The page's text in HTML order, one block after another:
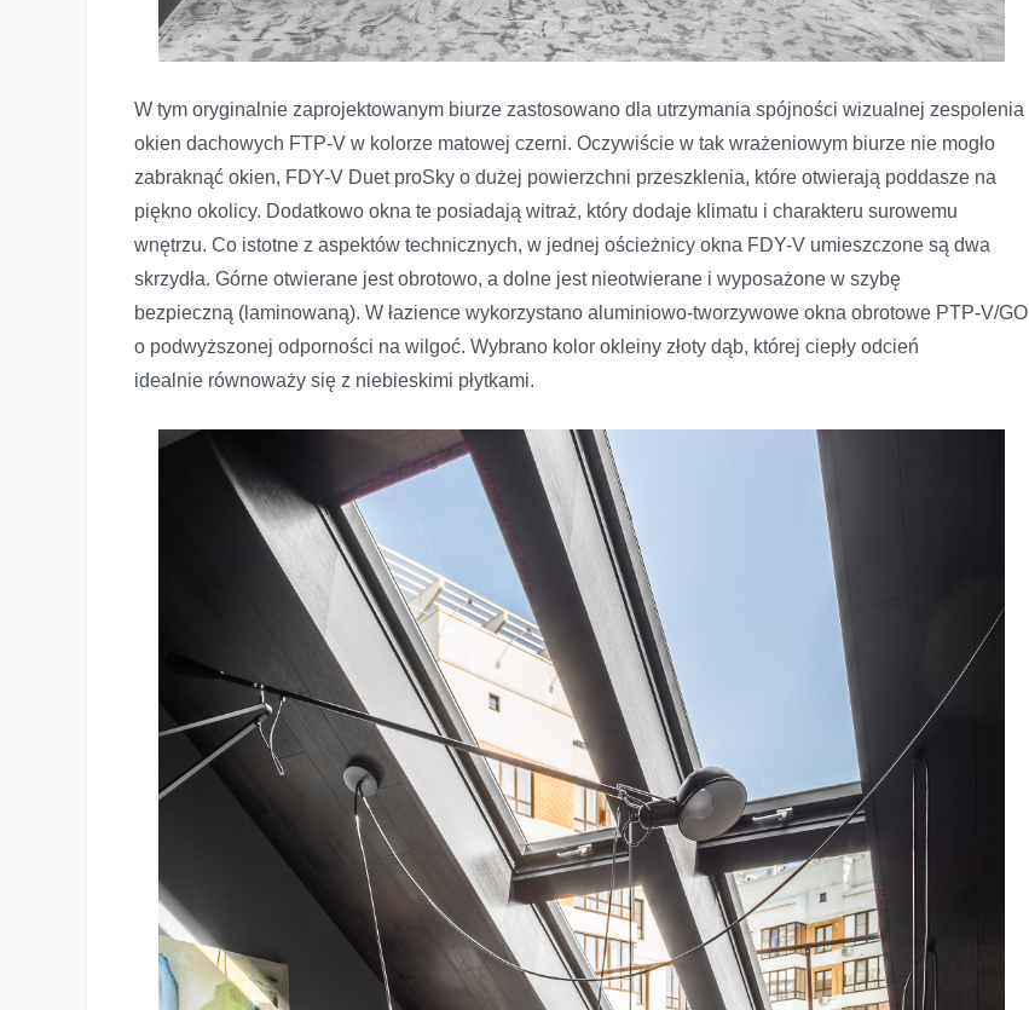
W tym oryginalnie zaprojektowanym biurze zastosowano dla utrzymania spójności wizualnej zespolenia
okien dachowych FTP-V w kolorze matowej czerni. Oczywiście w tak wrażeniowym biurze nie mogło
zabraknąć okien, FDY-V Duet proSky o dużej powierzchni przeszklenia, które otwierają poddasze na
piękno okolicy. Dodatkowo okna te posiadają witraż, który dodaje klimatu i charakteru surowemu
wnętrzu. Co istotne z aspektów technicznych, w jednej ościeżnicy okna FDY-V umieszczone są dwa
skrzydła. Górne otwierane jest obrotowo, a dolne jest nieotwierane i wyposażone w szybę
bezpieczną (laminowaną). W łazience wykorzystano aluminiowo-tworzywowe okna obrotowe PTP-V/GO
o podwyższonej odporności na wilgoć. Wybrano kolor okleiny złoty dąb, której ciepły odcień
idealnie równoważy się z niebieskimi płytkami.